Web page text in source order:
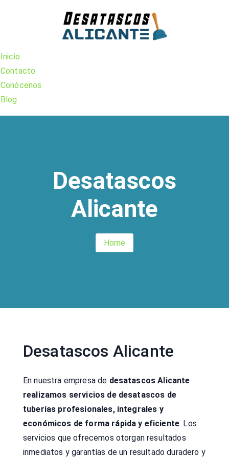
Inicio
Contacto
Conócenos
Blog
Desatascos
Alicante
Home
Desatascos Alicante
En nuestra empresa de desatascos Alicante
realizamos servicios de desatascos de
tuberías profesionales, integrales y
económicos de forma rápida y eficiente. Los
servicios que ofrecemos otorgan resultados
inmediatos y garantías de un resultado duradero y